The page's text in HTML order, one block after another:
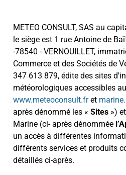
METEO CONSULT, SAS au
le siège est 1 rue Antoine de
-78540 - VERNOUILLET,
Commerce et des Sociétés de
347 613 879, édite des sites
météorologiques accessibles
www.meteoconsult.fret
après dénommé les « Sites »)
Marine (ci- après dénommée
un accès à différentes
différents services et produits
détaillés ci-après.